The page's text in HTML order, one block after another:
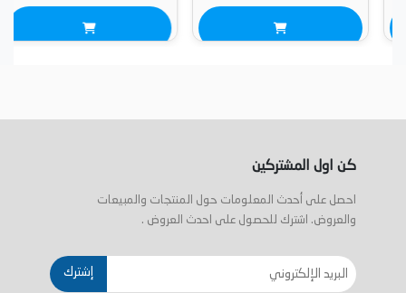
كن اول المشتركين
احصل على أحدث المعلومات حول المنتجات والمبيعات
والعروض. اشترك للحصول على احدث العروض .
إشترك